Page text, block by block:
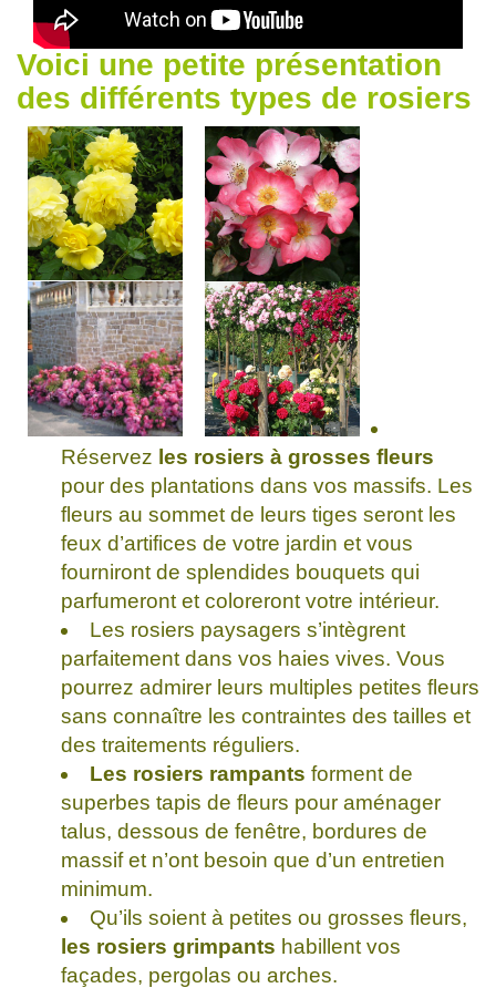
Voici une petite présentation
des différents types de rosiers
Réservez les rosiers à grosses fleurs
pour des plantations dans vos massifs. Les
fleurs au sommet de leurs tiges seront les
feux d’artifices de votre jardin et vous
fourniront de splendides bouquets qui
parfumeront et coloreront votre intérieur.
Les rosiers paysagers s’intègrent
parfaitement dans vos haies vives. Vous
pourrez admirer leurs multiples petites fleurs
sans connaître les contraintes des tailles et
des traitements réguliers.
Les rosiers rampants forment de
superbes tapis de fleurs pour aménager
talus, dessous de fenêtre, bordures de
massif et n’ont besoin que d’un entretien
minimum.
Qu’ils soient à petites ou grosses fleurs,
les rosiers grimpants habillent vos
façades, pergolas ou arches.